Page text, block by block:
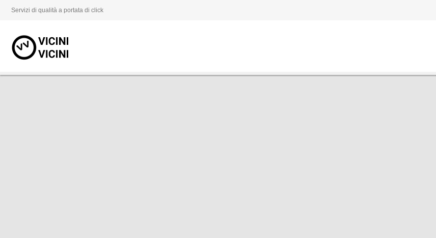
Servizi di qualità a portata di click